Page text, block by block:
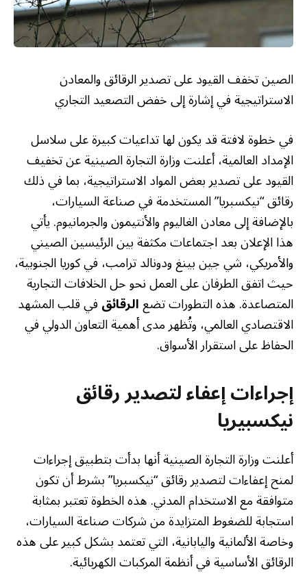
الصين تخفف القيود على تصدير الرقائق والمعادن
الاستراتيجية في إشارة إلى خفض التصعيد التجاري
في خطوة لافتة قد يكون لها تداعيات كبيرة على سلاسل
الإمداد العالمية، أعلنت وزارة التجارة الصينية عن تخفيف
القيود على تصدير بعض المواد الاستراتيجية، بما في ذلك
رقائق “نيكسبريا” المستخدمة في صناعة السيارات،
بالإضافة إلى معادن الغاليوم والأنتيمون والجرمانيوم. يأتي
هذا الإعلان بعد اجتماعات مكثفة بين الرئيسين الصيني
والأمريكي، شي جين بينغ ودونالد ترامب، في كوريا الجنوبية،
حيث اتفق الطرفان على العمل نحو حل الخلافات التجارية
المتصاعدة. هذه التطورات تضعالرقائقفي قلب المشهد
الاقتصادي العالمي، وتُظهر مدى أهمية التعاون الدولي في
الحفاظ على استقرار الأسواق.
إجراءات إعفاء لتصدير رقائق
نيكسبيريا
أعلنت وزارة التجارة الصينية أنها بدأت بتطبيق إجراءات
لمنح إعفاءات لتصدير رقائق “نيكسبريا” بشرط أن تكون
متوافقة مع الاستخدام المدني. هذه الخطوة تعتبر بمثابة
استجابة للضغوط المتزايدة من شركات صناعة السيارات،
وخاصة الألمانية واليابانية، التي تعتمد بشكل كبير على هذه
الرقائق الأساسية في أنظمة المركبات الكهربائية.